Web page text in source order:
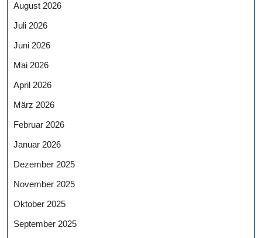
August 2026
Juli 2026
Juni 2026
Mai 2026
April 2026
März 2026
Februar 2026
Januar 2026
Dezember 2025
November 2025
Oktober 2025
September 2025